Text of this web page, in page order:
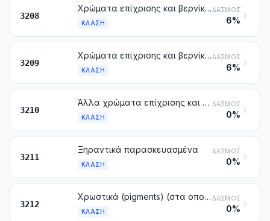
3208
Χρώματα επίχρισης και βερνίκια με βάση συνθετικά πολυμερή ή τροποποιημένα φυσικά πολυμερή, διασκορπισμένα ή διαλυμένα σε μη υδατώδες μέσο. Διαλύματα που καθορίζονται στη σημείωση 4 του κεφαλαίου αυτού
ΚΛΆΣΗ
ΔΑΣΜΌΣ
6%
3209
Χρώματα επίχρισης και βερνίκια με βάση συνθετικά πολυμερή ή τροποποιημένα φυσικά πολυμερή, διασκορπισμένα ή διαλυμένα σε υδατώδες μέσο
ΚΛΆΣΗ
ΔΑΣΜΌΣ
6%
3210
Άλλα χρώματα επίχρισης και βερνίκια. Χρωστικά (pigments) με νερό παρασκευασμένα, των τύπων που χρησιμοποιούνται για το τελείωμα των δερμάτων
ΚΛΆΣΗ
ΔΑΣΜΌΣ
0%
3211
Ξηραντικά παρασκευασμένα
ΚΛΆΣΗ
ΔΑΣΜΌΣ
0%
3212
Χρωστικά (pigments) (στα οποία περιλαμβάνονται και οι μεταλλικές σκόνες και νιφάδες) διασκορπισμένα σε μη υδατώδες μέσο, με μορφή υγρού ή πάστας των τύπων που χρησιμοποιούνται για την παρασκευή χρωμάτων επίχρισης. Φύλλα για την επισήμανση με σίδηρο. Βαφές και άλλες χρωστικές ύλες που παρουσιάζονται με μορφές ή συσκευασίες για τη λιανική πώληση
ΚΛΆΣΗ
ΔΑΣΜΌΣ
0%